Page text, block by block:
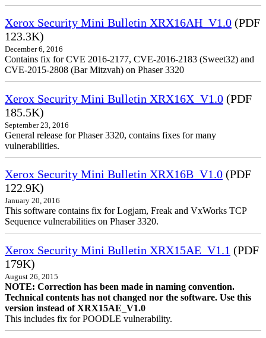
Xerox Security Mini Bulletin XRX16AH_V1.0 (PDF
123.3K)
December 6, 2016
Contains fix for CVE 2016-2177, CVE-2016-2183 (Sweet32) and
CVE-2015-2808 (Bar Mitzvah) on Phaser 3320
Xerox Security Mini Bulletin XRX16X_V1.0 (PDF
185.5K)
September 23, 2016
General release for Phaser 3320, contains fixes for many
vulnerabilities.
Xerox Security Mini Bulletin XRX16B_V1.0 (PDF
122.9K)
January 20, 2016
This software contains fix for Logjam, Freak and VxWorks TCP
Sequence vulnerabilities on Phaser 3320.
Xerox Security Mini Bulletin XRX15AE_V1.1 (PDF
179K)
August 26, 2015
NOTE: Correction has been made in naming convention.
Technical contents has not changed nor the software. Use this
version instead of XRX15AE_V1.0
This includes fix for POODLE vulnerability.